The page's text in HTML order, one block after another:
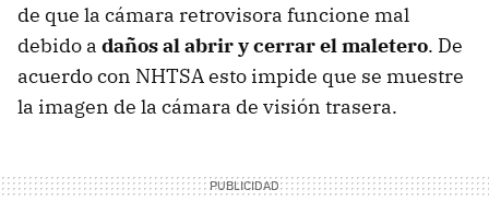
de que la cámara retrovisora ​​funcione mal
debido a daños al abrir y cerrar el maletero. De
acuerdo con NHTSA esto impide que se muestre
la imagen de la cámara de visión trasera.